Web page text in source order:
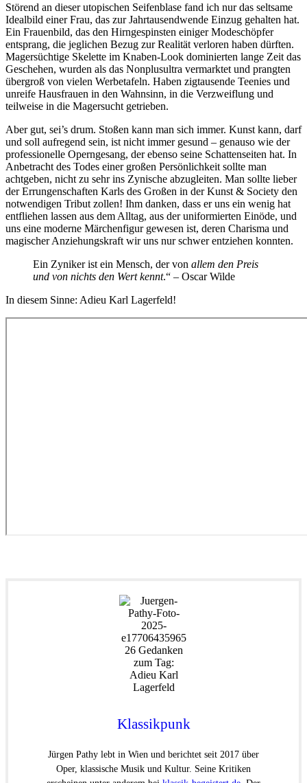
Störend an dieser utopischen Seifenblase fand ich nur das seltsame
Idealbild einer Frau, das zur Jahrtausendwende Einzug gehalten hat.
Ein Frauenbild, das den Hirngespinsten einiger Modeschöpfer
entsprang, die jeglichen Bezug zur Realität verloren haben dürften.
Magersüchtige Skelette im Knaben-Look dominierten lange Zeit das
Geschehen, wurden als das Nonplusultra vermarktet und prangten
übergroß von vielen Werbetafeln. Haben zigtausende Teenies und
unreife Hausfrauen in den Wahnsinn, in die Verzweiflung und
teilweise in die Magersucht getrieben.
Aber gut, sei’s drum. Stoßen kann man sich immer. Kunst kann, darf
und soll aufregend sein, ist nicht immer gesund – genauso wie der
professionelle Operngesang, der ebenso seine Schattenseiten hat. In
Anbetracht des Todes einer großen Persönlichkeit sollte man
achtgeben, nicht zu sehr ins Zynische abzugleiten. Man sollte lieber
der Errungenschaften Karls des Großen in der Kunst & Society den
notwendigen Tribut zollen! Ihm danken, dass er uns ein wenig hat
entfliehen lassen aus dem Alltag, aus der uniformierten Einöde, und
uns eine moderne Märchenfigur gewesen ist, deren Charisma und
magischer Anziehungskraft wir uns nur schwer entziehen konnten.
Ein Zyniker ist ein Mensch, der von allem den Preis
und von nichts den Wert kennt.“ – Oscar Wilde
In diesem Sinne: Adieu Karl Lagerfeld!
Klassikpunk
Jürgen Pathy lebt in Wien und berichtet seit 2017 über
Oper, klassische Musik und Kultur. Seine Kritiken